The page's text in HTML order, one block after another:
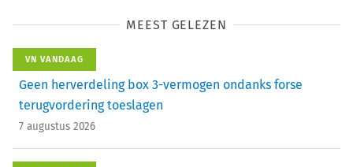
MEEST GELEZEN
VN VANDAAG
Geen herverdeling box 3-vermogen ondanks forse
terugvordering toeslagen
7 augustus 2026